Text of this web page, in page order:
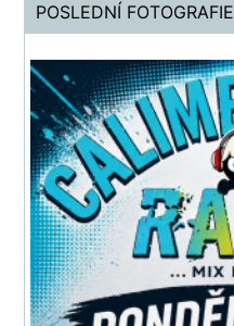
POSLEDNÍ FOTOGRAFIE